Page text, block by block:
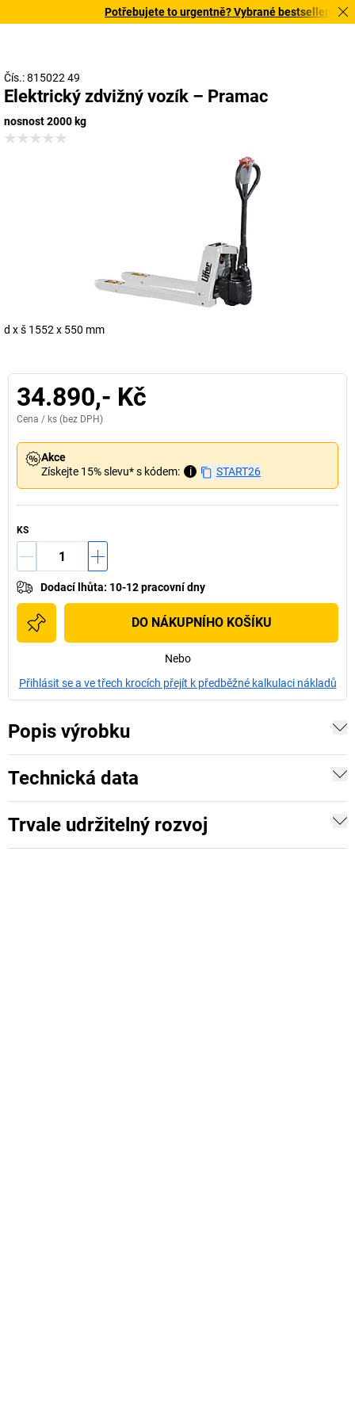
Potřebujete to urgentně? Vybrané bestsellery
Čís.: 815022 49
Elektrický zdvižný vozík – Pramac
nosnost 2000 kg
d x š 1552 x 550 mm
34.890,- Kč
Cena / ks (bez DPH)
Akce
Získejte 15% slevu* s kódem:
i START26
KS
Dodací lhůta: 10-12 pracovní dny
DO NÁKUPNÍHO KOŠÍKU
Nebo
Přihlásit se a ve třech krocích přejít k předběžné kalkulaci nákladů
Popis výrobku
Technická data
Trvale udržitelný rozvoj